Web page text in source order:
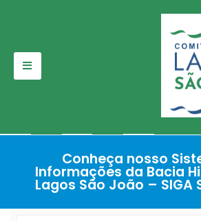
para
Conheça nosso
Informações da Bacia
Lagos São João – SIGA